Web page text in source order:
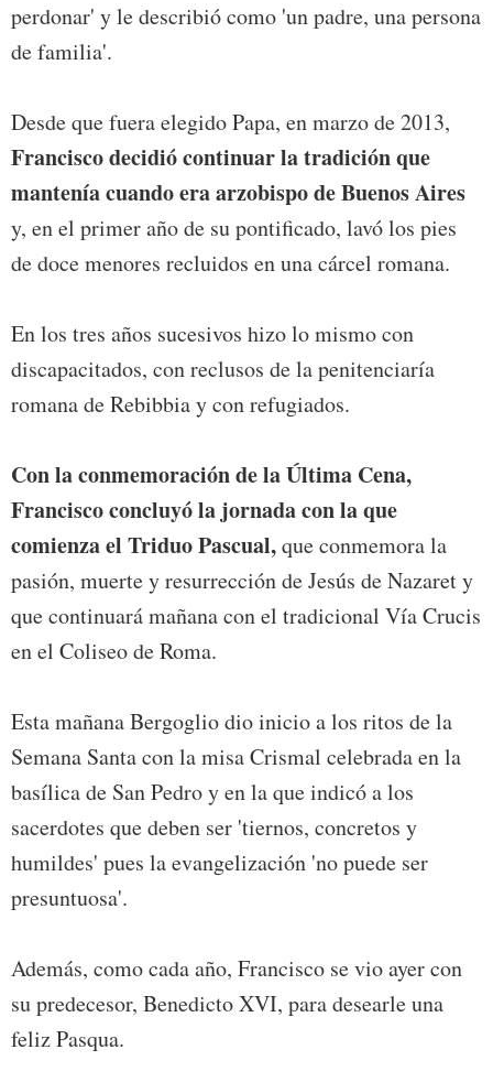
perdonar' y le describió como 'un padre, una persona
de familia'.
Desde que fuera elegido Papa, en marzo de 2013,
Francisco decidió continuar la tradición que
mantenía cuando era arzobispo de Buenos Aires
y, en el primer año de su pontificado, lavó los pies
de doce menores recluidos en una cárcel romana.
En los tres años sucesivos hizo lo mismo con
discapacitados, con reclusos de la penitenciaría
romana de Rebibbia y con refugiados.
Con la conmemoración de la Última Cena,
Francisco concluyó la jornada con la que
comienza el Triduo Pascual,que conmemora la
pasión, muerte y resurrección de Jesús de Nazaret y
que continuará mañana con el tradicional Vía Crucis
en el Coliseo de Roma.
Esta mañana Bergoglio dio inicio a los ritos de la
Semana Santa con la misa Crismal celebrada en la
basílica de San Pedro y en la que indicó a los
sacerdotes que deben ser 'tiernos, concretos y
humildes' pues la evangelización 'no puede ser
presuntuosa'.
Además, como cada año, Francisco se vio ayer con
su predecesor, Benedicto XVI, para desearle una
feliz Pasqua.